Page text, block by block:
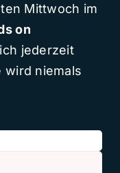
Mittwoch im
on
jederzeit
wird niemals